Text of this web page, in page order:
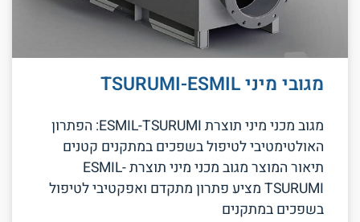
מגובי מיני TSURUMI-ESMIL
מגוב מכני מיני תוצרת ESMIL-TSURUMI: הפתרון
האולטימטיבי לטיפול בשפכים במתקנים קטנים
תיאור המוצר מגוב מכני מיני תוצרת ESMIL-
TSURUMI מציע פתרון מתקדם ואפקטיבי לטיפול
בשפכים במתקנים